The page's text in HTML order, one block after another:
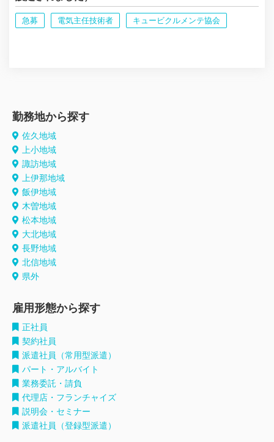
急募 電気主任技術者 キュービクルメンテ協会
勤務地から探す
佐久地域
上小地域
諏訪地域
上伊那地域
飯伊地域
木曽地域
松本地域
大北地域
長野地域
北信地域
県外
雇用形態から探す
正社員
契約社員
派遣社員（常用型派遣）
パート・アルバイト
業務委託・請負
代理店・フランチャイズ
説明会・セミナー
派遣社員（登録型派遣）